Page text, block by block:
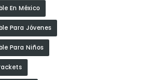
En México
Para Jóvenes
Para Niños